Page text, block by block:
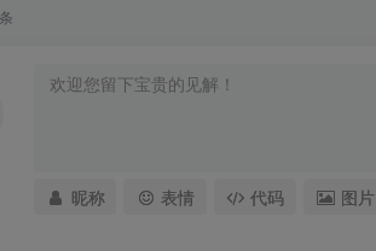
昵称 表情 代码 图片